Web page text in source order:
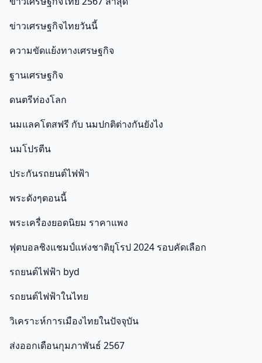
ข่าวเศรษฐกิจไทยวันนี้
ความขัดแย้งทางเศรษฐกิจ
ฐานเศรษฐกิจ
ดนตรีท่องโลก
นมแลคโตสฟรี กับ นมปกติต่างกันยังไง
นมโปรตีน
ประกันรถยนต์ไฟฟ้า
พระดังๆตอนนี้
พระเครื่องยอดนิยม ราคาแพง
ฟุตบอลชิงแชมป์แห่งชาติยุโรป 2024 รอบคัดเลือก
รถยนต์ไฟฟ้า byd
รถยนต์ไฟฟ้าในไทย
วิเคราะห์การเมืองไทยในปัจจุบัน
ส่งออกเดือนกุมภาพันธ์ 2567